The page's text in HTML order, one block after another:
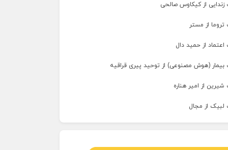
زندایی از کیکاوس صالحی
تروما از مستر
اعتماد از حمید دال
بیمار (هوش مصنوعی) از توحید پیری قراقیه
شیرین از امیر هناره
لبیک از مجال